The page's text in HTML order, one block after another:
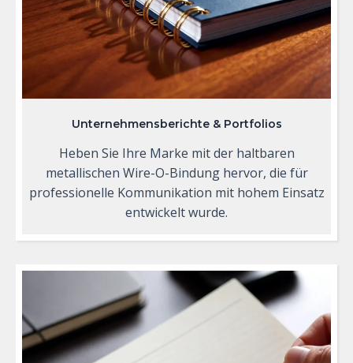
Unternehmensberichte & Portfolios
Heben Sie Ihre Marke mit der haltbaren
metallischen Wire-O-Bindung hervor, die für
professionelle Kommunikation mit hohem Einsatz
entwickelt wurde.